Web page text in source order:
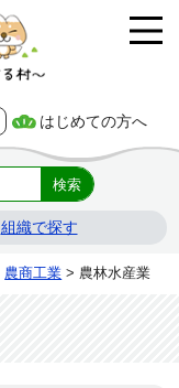
はじめての方へ
組織で探す
農商工業 > 農林水産業